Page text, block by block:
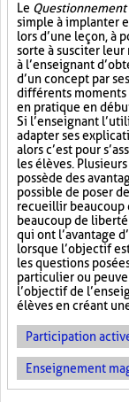
Le Questionnement
simple à implanter
lors d’une leçon, à
sorte à susciter
à l’enseignant
d’un concept par
différents moments
en pratique en
Si l’enseignant
adapter ses
alors c’est pour
les élèves.
possède des
possible de poser
recueillir beaucoup
beaucoup de
qui ont l’avantage
lorsque l’objectif
les questions
particulier ou
l’objectif de
élèves en créant
Participation
Enseignement